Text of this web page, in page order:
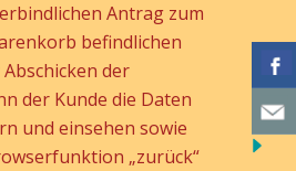
Antrag zum
befindlichen
der
der Kunde die Daten
und einsehen sowie
„zurück“